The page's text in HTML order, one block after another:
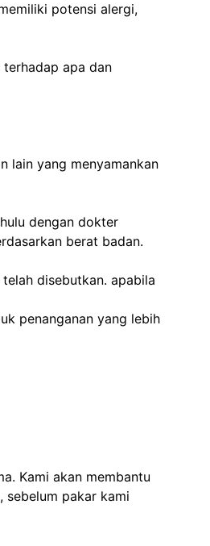
potensi alergi,
apa dan
lain yang menyamankan
dengan dokter
berat badan.
disebutkan. apabila
penanganan yang lebih
Kami akan membantu
sebelum pakar kami